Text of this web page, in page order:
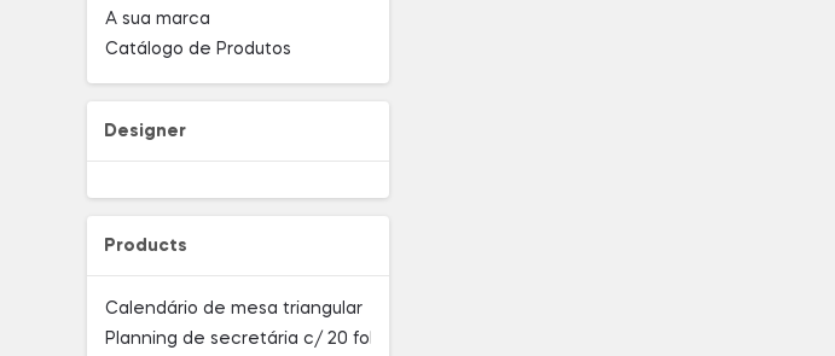
A sua marca
Catálogo de Produtos
Designer
Products
Calendário de mesa triangular
Planning de secretária c/ 20 folhas